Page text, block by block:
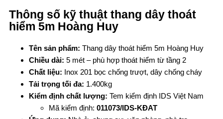
Thông số kỹ thuật thang dây thoát
hiểm 5m Hoàng Huy
Tên sản phẩm: Thang dây thoát hiểm 5m Hoàng Huy
Chiều dài: 5 mét – phù hợp thoát hiểm từ tầng 2
Chất liệu: Inox 201 bọc chống trượt, dây chống cháy
Tải trọng tối đa: 1.400kg
Kiểm định chất lượng: Tem kiểm định IDS Việt Nam
Mã kiểm định: 011073/IDS-KĐAT